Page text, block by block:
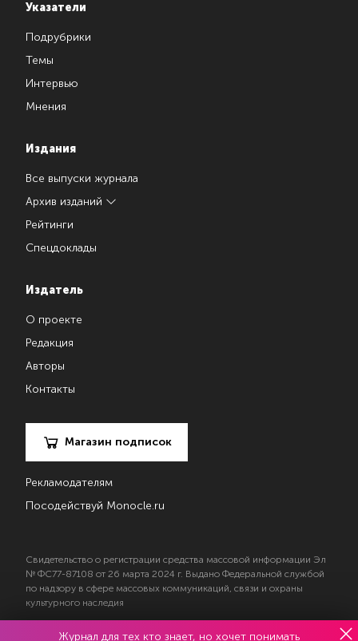
Указатели
Подрубрики
Темы
Интервью
Мнения
Издания
Все выпуски журнала
Архив изданий
Рейтинги
Спецдоклады
Издатель
О проекте
Редакция
Авторы
Контакты
Магазин подписок
Рекламодателям
Посодействуй Monocle.ru
Свидетельство о регистрации средства массовой информации Эл
№ ФС77-87108 от 26 марта 2024 г. Выдано Федеральной службой
по надзору в сфере массовых коммуникаций, связи и охраны
культурного наследия
© 2017—2026 АНО «Творческий коллектив Эксперт»
Журнал для тех кто знает, но хочет понимать